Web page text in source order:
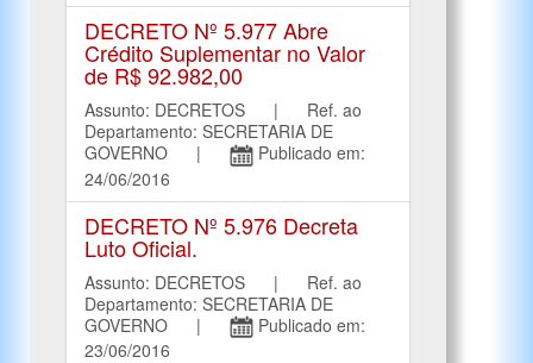
DECRETO Nº 5.977 Abre
Crédito Suplementar no Valor
de R$ 92.982,00
Assunto: DECRETOS | Ref. ao
Departamento: SECRETARIA DE
GOVERNO |
Publicado em:
24/06/2016
DECRETO Nº 5.976 Decreta
Luto Oficial.
Assunto: DECRETOS | Ref. ao
Departamento: SECRETARIA DE
GOVERNO |
Publicado em:
23/06/2016